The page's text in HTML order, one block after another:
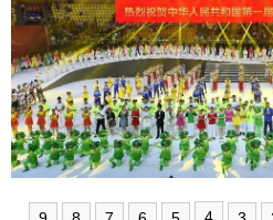
الرياضة
مؤتمر صحفى للخارجية